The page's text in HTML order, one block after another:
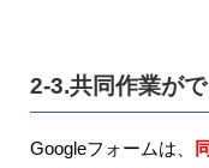
2-3.共同作業が
Googleフォームは、